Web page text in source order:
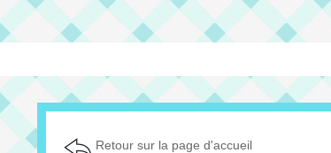
Retour sur la page d'accueil